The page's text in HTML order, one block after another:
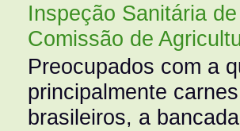
Inspeção Sanitária
Comissão de
Preocupados com a
principalmente
brasileiros, a